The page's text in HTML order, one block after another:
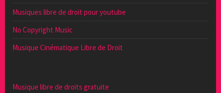
Musiques libre de droit pour youtube
No Copyright Music
Musique Cinématique Libre de Droit
Musique libre de droits gratuite